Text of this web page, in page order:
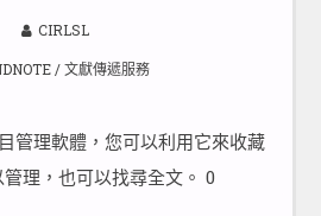
CIRLSL
/文獻傳遞服務
管理軟體，您可以利用它來收藏
理，也可以找尋全文。 0